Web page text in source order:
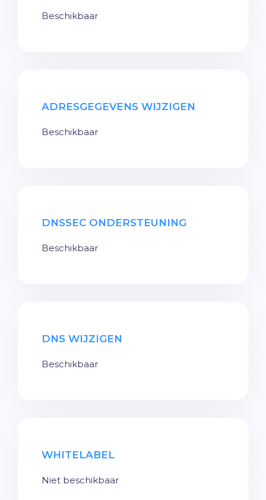
Beschikbaar
ADRESGEGEVENS WIJZIGEN
Beschikbaar
DNSSEC ONDERSTEUNING
Beschikbaar
DNS WIJZIGEN
Beschikbaar
WHITELABEL
Niet beschikbaar